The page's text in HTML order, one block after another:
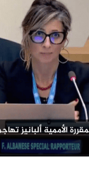
الأممية ألبانيز